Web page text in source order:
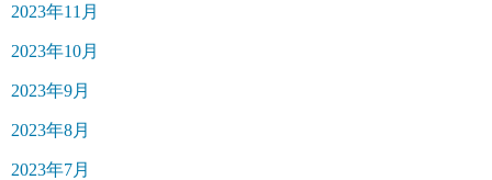
2023年11月
2023年10月
2023年9月
2023年8月
2023年7月